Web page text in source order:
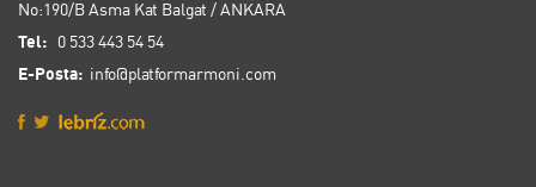
No:190/B Asma Kat Balgat / ANKARA
Tel: 0 533 443 54 54
E-Posta: info@platformarmoni.com